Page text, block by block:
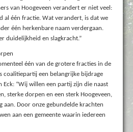
van Hoogeveen verandert er niet veel:
al één fractie. Wat verandert, is dat we
één herkenbare naam verdergaan.
duidelijkheid en slagkracht.”
één van de grotere fracties in de
coalitiepartij een belangrijke bijdrage
Eck: “Wij willen een partij zijn die naast
sterke dorpen en een sterk Hoogeveen,
aan. Door onze gebundelde krachten
aan een gemeente waarin iedereen